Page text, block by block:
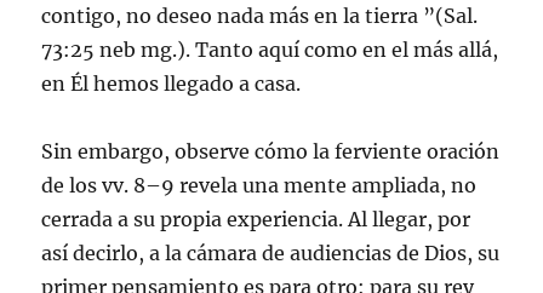
contigo, no deseo nada más en la tierra ”(Sal.
73:25 neb mg.). Tanto aquí como en el más allá,
en Él hemos llegado a casa.
Sin embargo, observe cómo la ferviente oración
de los vv. 8–9 revela una mente ampliada, no
cerrada a su propia experiencia. Al llegar, por
así decirlo, a la cámara de audiencias de Dios, su
primer pensamiento es para otro: para su rey